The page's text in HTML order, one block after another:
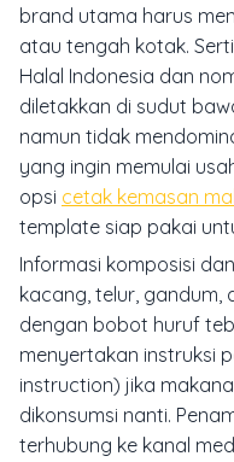
brand utama harus
atau tengah kotak.
Halal Indonesia dan
diletakkan di sudut
namun tidak
yang ingin memulai
opsi cetak kemasan
template siap pakai
Informasi komposisi
kacang, telur,
dengan bobot huruf
menyertakan instruksi
instruction) jika
dikonsumsi nanti.
terhubung ke kanal